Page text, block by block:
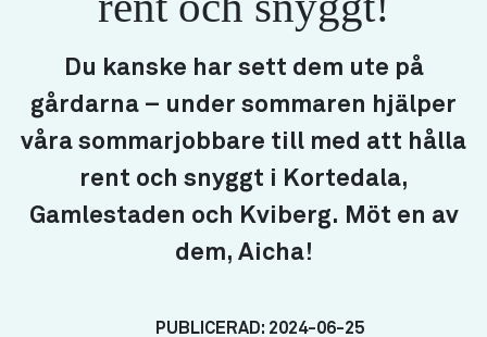
söker du
lägenhet
Du kanske har sett dem ute på
gårdarna – under sommaren hjälper
våra sommarjobbare till med att hålla
rent och snyggt i Kortedala,
Gamlestaden och Kviberg. Möt en av
dem, Aicha!
PUBLICERAD: 2024-06-25